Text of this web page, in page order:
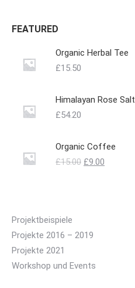
FEATURED
Organic Herbal Tee
£15.50
Himalayan Rose Salt
£54.20
Organic Coffee
£15.00 Ursprünglicher
£9.00
Projektbeispiele
Projekte 2016 – 2019
Projekte 2021
Workshop und Events